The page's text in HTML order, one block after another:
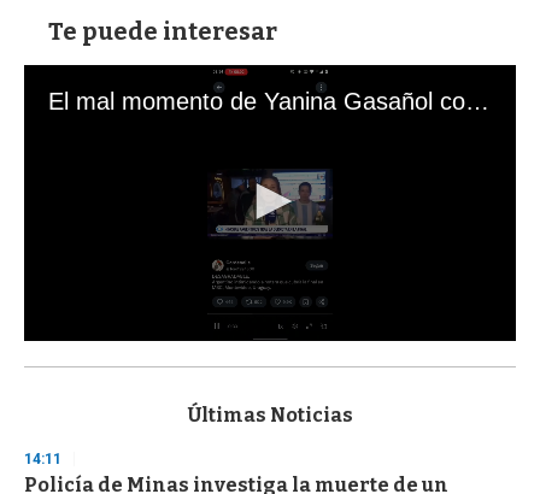
Te puede interesar
El mal momento de Yanina Gasañol con un hincha argentino en "Subrayado"
s
d
s
Últimas Noticias
14:11
Policía de Minas investiga la muerte de un